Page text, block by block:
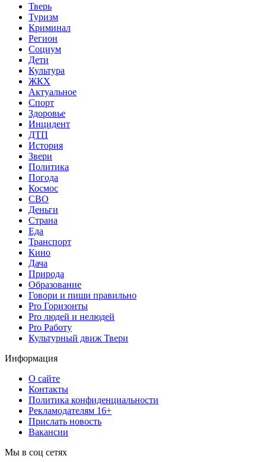
Тверь
Туризм
Криминал
Регион
Социум
Дети
Культура
ЖКХ
Актуальное
Спорт
Здоровье
Инцидент
ДТП
История
Звери
Политика
Погода
Космос
СВО
Деньги
Страна
Еда
Транспорт
Кино
Дача
Природа
Образование
Говори и пиши правильно
Pro Горизонты
Pro людей и нелюдей
Pro Работу
Культурный движ Твери
Информация
О сайте
Контакты
Политика конфиденциальности
Рекламодателям 16+
Прислать новость
Вакансии
Мы в соц сетях